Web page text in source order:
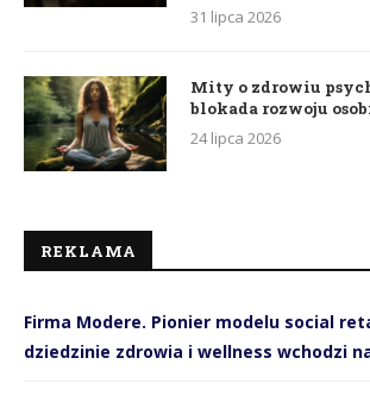
31 lipca 2026
Mity o zdrowiu
blokada rozwoju
24 lipca 2026
REKLAMA
Firma Modere. Pionier modelu social
dziedzinie zdrowia i wellness wchodzi